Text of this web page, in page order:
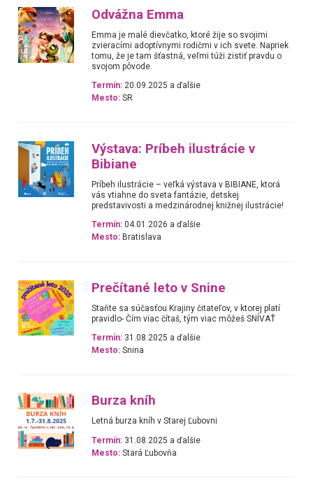
Odvážna Emma
Emma je malé dievčatko, ktoré žije so svojimi
zvieracími adoptívnymi rodičmi v ich svete. Napriek
tomu, že je tam šťastná, veľmi túži zistiť pravdu o
svojom pôvode.
Termín: 20.09.2025 a ďalšie
Mesto: SR
Výstava: Príbeh ilustrácie v
Bibiane
Príbeh ilustrácie – veľká výstava v BIBIANE, ktorá
vás vtiahne do sveta fantázie, detskej
predstavivosti a medzinárodnej knižnej ilustrácie!
Termín: 04.01.2026 a ďalšie
Mesto: Bratislava
Prečítané leto v Snine
Staňte sa súčasťou Krajiny čitateľov, v ktorej platí
pravidlo- Čím viac čítaš, tým viac môžeš SNÍVAŤ
Termín: 31.08.2025 a ďalšie
Mesto: Snina
Burza kníh
Letná burza kníh v Starej Ľubovni
Termín: 31.08.2025 a ďalšie
Mesto: Stará Ľubovňa